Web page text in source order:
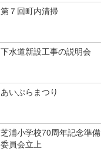
第７回町内清掃
下水道新設工事の説明会
あいぷらまつり
芝浦小学校70周年記念準備
委員会立上